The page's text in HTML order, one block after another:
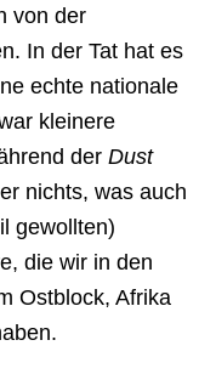
von der
In der Tat hat es
echte nationale
kleinere
der Dust
nichts, was auch
gewollten)
die wir in den
Ostblock, Afrika